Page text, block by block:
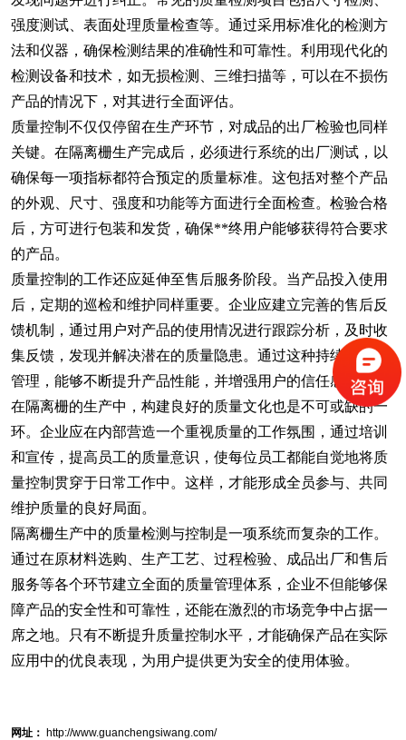
强度测试、表面处理质量检查等。通过采用标准化的检测方
法和仪器，确保检测结果的准确性和可靠性。利用现代化的
检测设备和技术，如无损检测、三维扫描等，可以在不损伤
产品的情况下，对其进行全面评估。
质量控制不仅仅停留在生产环节，对成品的出厂检验也同样
关键。在隔离栅生产完成后，必须进行系统的出厂测试，以
确保每一项指标都符合预定的质量标准。这包括对整个产品
的外观、尺寸、强度和功能等方面进行全面检查。检验合格
后，方可进行包装和发货，确保**终用户能够获得符合要求
的产品。
质量控制的工作还应延伸至售后服务阶段。当产品投入使用
后，定期的巡检和维护同样重要。企业应建立完善的售后反
馈机制，通过用户对产品的使用情况进行跟踪分析，及时收
集反馈，发现并解决潜在的质量隐患。通过这种持续的质量
管理，能够不断提升产品性能，并增强用户的信任感。
在隔离栅的生产中，构建良好的质量文化也是不可或缺的一
环。企业应在内部营造一个重视质量的工作氛围，通过培训
和宣传，提高员工的质量意识，使每位员工都能自觉地将质
量控制贯穿于日常工作中。这样，才能形成全员参与、共同
维护质量的良好局面。
隔离栅生产中的质量检测与控制是一项系统而复杂的工作。
通过在原材料选购、生产工艺、过程检验、成品出厂和售后
服务等各个环节建立全面的质量管理体系，企业不但能够保
障产品的安全性和可靠性，还能在激烈的市场竞争中占据一
席之地。只有不断提升质量控制水平，才能确保产品在实际
应用中的优良表现，为用户提供更为安全的使用体验。
网址： http://www.guanchengsiwang.com/